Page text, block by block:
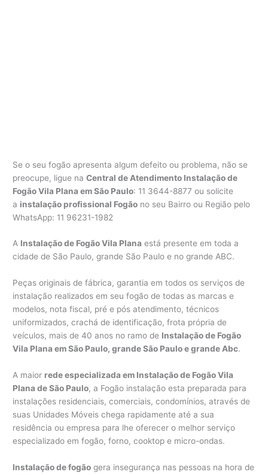
Se o seu fogão apresenta algum defeito ou problema, não se
preocupe, ligue naCentral de Atendimento Instalação de
Fogão Vila Plana em São Paulo: 11 3644-8877 ou solicite
a instalação profissional Fogão no seu Bairro ou Região pelo
WhatsApp: 11 96231-1982
A Instalação de Fogão Vila Plana está presente em toda a
cidade de São Paulo, grande São Paulo e no grande ABC.
Peças originais de fábrica, garantia em todos os serviços de
instalação realizados em seu fogão de todas as marcas e
modelos, nota fiscal, pré e pós atendimento, técnicos
uniformizados, crachá de identificação, frota própria de
veículos, mais de 40 anos no ramo de Instalação de Fogão
Vila Plana em São Paulo, grande São Paulo e grande Abc.
A maior rede especializada em Instalação de Fogão Vila
Plana de São Paulo, a Fogão instalação esta preparada para
instalações residenciais, comerciais, condomínios, através de
suas Unidades Móveis chega rapidamente até a sua
residência ou empresa para lhe oferecer o melhor serviço
especializado em fogão, forno, cooktop e micro-ondas.
Instalação de fogão gera insegurança nas pessoas na hora de